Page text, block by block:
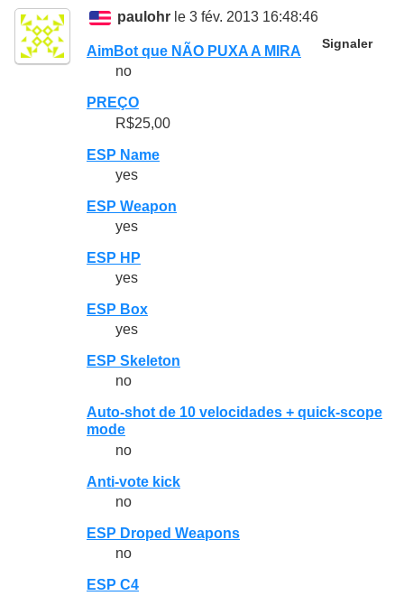
paulohr le 3 fév. 2013 16:48:46
Signaler
AimBot que NÃO PUXA A MIRA
no
PREÇO
R$25,00
ESP Name
yes
ESP Weapon
yes
ESP HP
yes
ESP Box
yes
ESP Skeleton
no
Auto-shot de 10 velocidades + quick-scope
mode
no
Anti-vote kick
no
ESP Droped Weapons
no
ESP C4